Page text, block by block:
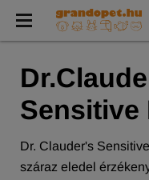
Sensitive
Dr. Clauder's
száraz eledel